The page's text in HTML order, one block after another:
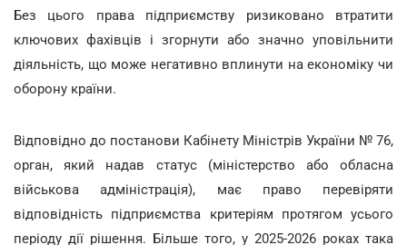
Без цього права підприємству ризиковано втратити
ключових фахівців і згорнути або значно уповільнити
діяльність, що може негативно вплинути на економіку чи
оборону країни.
Відповідно до постанови Кабінету Міністрів України № 76,
орган, який надав статус (міністерство або обласна
військова адміністрація), має право перевіряти
відповідність підприємства критеріям протягом усього
періоду дії рішення. Більше того, у 2025-2026 роках така